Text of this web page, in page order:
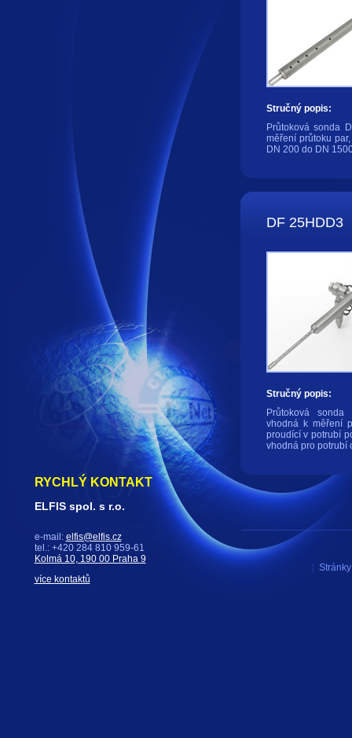
Stručný popis:
Průtoková sonda
měření průtoku
DN 200 do DN
DF 25HDD3
Stručný popis:
Průtoková
vhodná k měření
proudící v potrubí
vhodná pro potrubí
RYCHLÝ KONTAKT
ELFIS spol. s r.o.
e-mail: elfis@elfis.cz
tel.: +420 284 810 959-61
Kolmá 10, 190 00 Praha 9
více kontaktů